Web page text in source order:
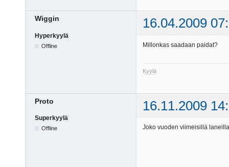
Wiggin 16.04.2009
Hyperkyylä
Offline Millonkas saadaan paidat?
Kyylä
Proto 16.11.2009
Superkyylä
Offline Joko vuoden viimeisillä